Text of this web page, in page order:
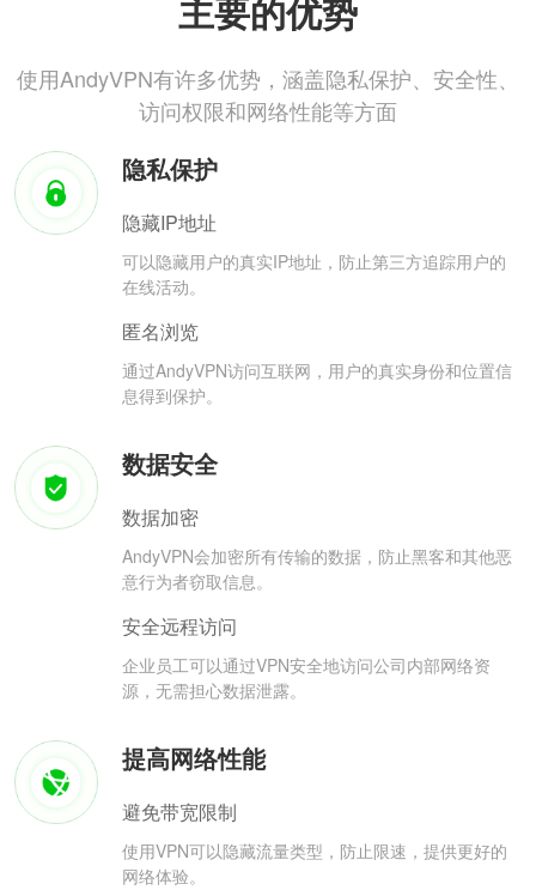
主要的优势
使用AndyVPN有许多优势，涵盖隐私保护、安全性、
访问权限和网络性能等方面
隐私保护
隐藏IP地址
可以隐藏用户的真实IP地址，防止第三方追踪用户的
在线活动。
匿名浏览
通过AndyVPN访问互联网，用户的真实身份和位置信
息得到保护。
数据安全
数据加密
AndyVPN会加密所有传输的数据，防止黑客和其他恶
意行为者窃取信息。
安全远程访问
企业员工可以通过VPN安全地访问公司内部网络资
源，无需担心数据泄露。
提高网络性能
避免带宽限制
使用VPN可以隐藏流量类型，防止限速，提供更好的
网络体验。